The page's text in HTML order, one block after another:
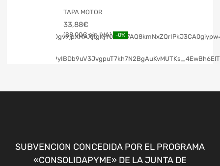
TAPA MOTOR
33,88€
28,00€ -0%
SUBVENCION CONCEDIDA POR EL PROGRAMA
«CONSOLIDAPYME» DE LA JUNTA DE